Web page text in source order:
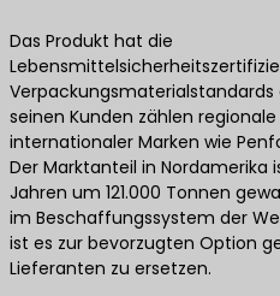
Das Produkt hat die
Verpackungsmaterialstandards
seinen Kunden zählen
internationaler Marken wie
Der Marktanteil in Nordamerika
Jahren um 121.000 Tonnen
im Beschaffungssystem der
ist es zur bevorzugten Option
Lieferanten zu ersetzen.